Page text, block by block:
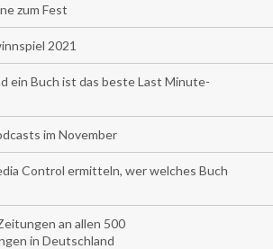
zum Fest
2021
ein Buch ist das beste Last Minute-
im November
Control ermitteln, wer welches Buch
an allen 500
in Deutschland